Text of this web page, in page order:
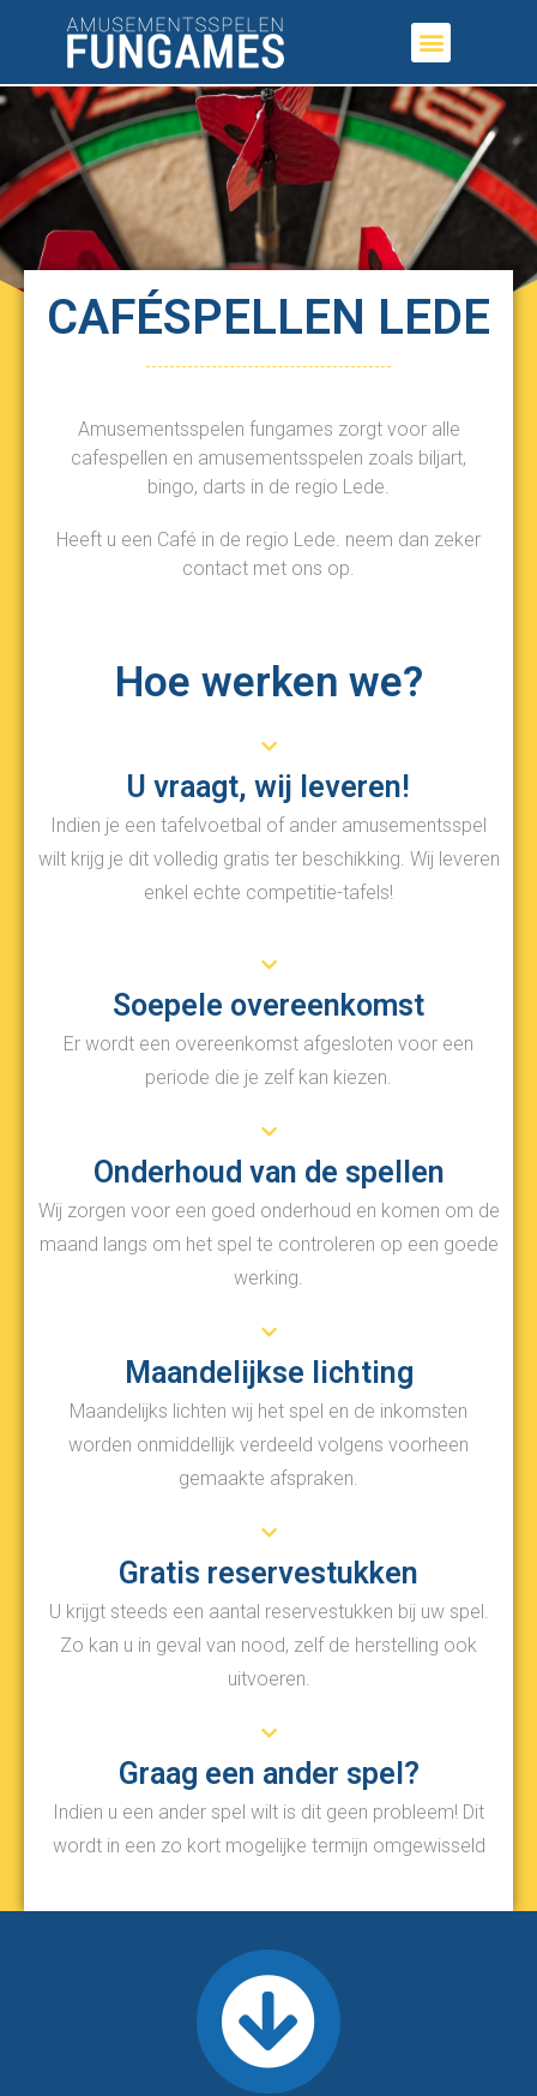
CAFÉSPELLEN LEDE
Amusementsspelen fungames zorgt voor alle
cafespellen en amusementsspelen zoals biljart,
bingo, darts in de regio Lede.
Heeft u een Café in de regio Lede. neem dan zeker
contact met ons op.
Hoe werken we?
U vraagt, wij leveren!
Indien je een tafelvoetbal of ander amusementsspel
wilt krijg je dit volledig gratis ter beschikking. Wij leveren
enkel echte competitie-tafels!
Soepele overeenkomst
Er wordt een overeenkomst afgesloten voor een
periode die je zelf kan kiezen.
Onderhoud van de spellen
Wij zorgen voor een goed onderhoud en komen om de
maand langs om het spel te controleren op een goede
werking.
Maandelijkse lichting
Maandelijks lichten wij het spel en de inkomsten
worden onmiddellijk verdeeld volgens voorheen
gemaakte afspraken.
Gratis reservestukken
U krijgt steeds een aantal reservestukken bij uw spel.
Zo kan u in geval van nood, zelf de herstelling ook
uitvoeren.
Graag een ander spel?
Indien u een ander spel wilt is dit geen probleem! Dit
wordt in een zo kort mogelijke termijn omgewisseld